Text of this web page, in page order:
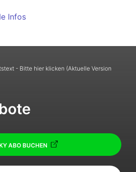
Infos
- Bitte hier klicken (Aktuelle Version
ABO BUCHEN